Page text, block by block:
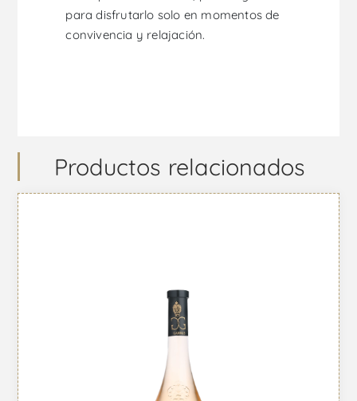
para disfrutarlo solo en momentos de
convivencia y relajación.
Productos relacionados